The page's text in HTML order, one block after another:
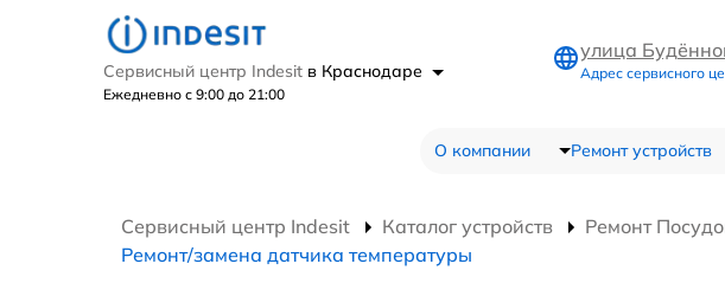
Сервисный центр Indesit в Краснодаре
Ежедневно с 9:00 до 21:00
улица
Адрес сервисного
О компании Ремонт устройств
Сервисный центр Indesit Каталог устройств Ремонт
Ремонт/замена датчика температуры